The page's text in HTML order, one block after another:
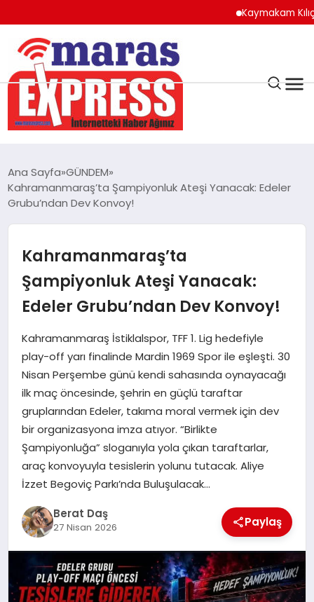
Kaymakam Kılıç’tan
K.MARAŞ
ANDIRIN
AFŞİN
BİZE ULAŞIN
GÖKSUN
TÜRKOĞLU
PAZARCIK
KÜNYE
NURHAK
Ana Sayfa GÜNDEM
Kahramanmaraş’ta Şampiyonluk Ateşi Yanacak: Edeler
Grubu’ndan Dev Konvoy!
Kahramanmaraş’ta
Şampiyonluk Ateşi Yanacak:
Edeler Grubu’ndan Dev Konvoy!
Kahramanmaraş İstiklalspor, TFF 1. Lig hedefiyle
play-off yarı finalinde Mardin 1969 Spor ile eşleşti. 30
Nisan Perşembe günü kendi sahasında oynayacağı
ilk maç öncesinde, şehrin en güçlü taraftar
gruplarından Edeler, takıma moral vermek için dev
bir organizasyona imza atıyor. “Birlikte
Şampiyonluğa” sloganıyla yola çıkan taraftarlar,
araç konvoyuyla tesislerin yolunu tutacak. Aliye
İzzet Begoviç Parkı’nda Buluşulacak…
Berat Daş
27 Nisan 2026 Paylaş